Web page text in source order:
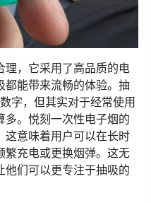
理，它采用了高品质的电
都能带来流畅的体验。抽
字，但其实对于经常使用
多。悦刻一次性电子烟的
这意味着用户可以在长时
繁充电或更换烟弹。这无
他们可以更专注于抽吸的